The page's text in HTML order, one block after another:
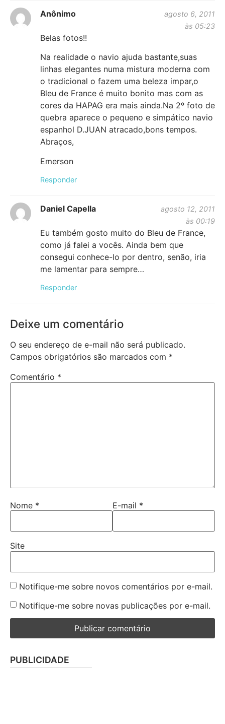
Anônimo
agosto 6, 2011
às 05:23
Belas fotos!!
Na realidade o navio ajuda bastante,suas
linhas elegantes numa mistura moderna com
o tradicional o fazem uma beleza impar,o
Bleu de France é muito bonito mas com as
cores da HAPAG era mais ainda.Na 2º foto de
quebra aparece o pequeno e simpático navio
espanhol D.JUAN atracado,bons tempos.
Abraços,
Emerson
Responder
Daniel Capella
agosto 12, 2011
às 00:19
Eu também gosto muito do Bleu de France,
como já falei a vocês. Ainda bem que
consegui conhece-lo por dentro, senão, iria
me lamentar para sempre…
Responder
Deixe um comentário
O seu endereço de e-mail não será publicado.
Campos obrigatórios são marcados com *
Comentário *
Nome * E-mail *
Site
Notifique-me sobre novos comentários por e-mail.
Notifique-me sobre novas publicações por e-mail.
PUBLICIDADE